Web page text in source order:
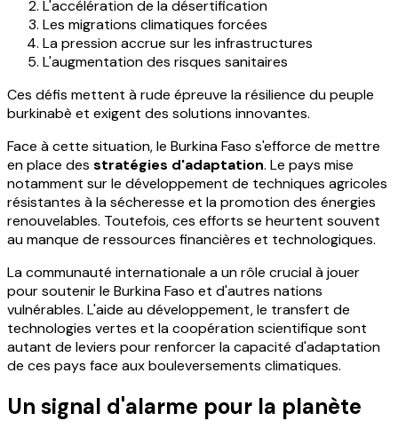
L'accélération de la désertification
Les migrations climatiques forcées
La pression accrue sur les infrastructures
L'augmentation des risques sanitaires
Ces défis mettent à rude épreuve la résilience du peuple
burkinabè et exigent des solutions innovantes.
Face à cette situation, le Burkina Faso s'efforce de mettre
en place des stratégies d'adaptation. Le pays mise
notamment sur le développement de techniques agricoles
résistantes à la sécheresse et la promotion des énergies
renouvelables. Toutefois, ces efforts se heurtent souvent
au manque de ressources financières et technologiques.
La communauté internationale a un rôle crucial à jouer
pour soutenir le Burkina Faso et d'autres nations
vulnérables. L'aide au développement, le transfert de
technologies vertes et la coopération scientifique sont
autant de leviers pour renforcer la capacité d'adaptation
de ces pays face aux bouleversements climatiques.
Un signal d'alarme pour la planète